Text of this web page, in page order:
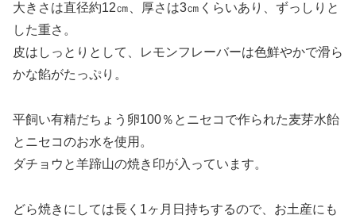
大きさは直径約12㎝、厚さは3㎝くらいあり、ずっしりと
した重さ。
皮はしっとりとして、レモンフレーバーは色鮮やかで滑ら
かな餡がたっぷり。
平飼い有精だちょう卵100％とニセコで作られた麦芽水飴
とニセコのお水を使用。
ダチョウと羊蹄山の焼き印が入っています。
どら焼きにしては長く1ヶ月日持ちするので、お土産にも